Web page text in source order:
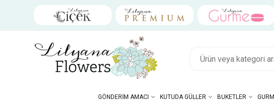
GÖNDERIM AMACI KUTUDA GÜLLER BUKETLER